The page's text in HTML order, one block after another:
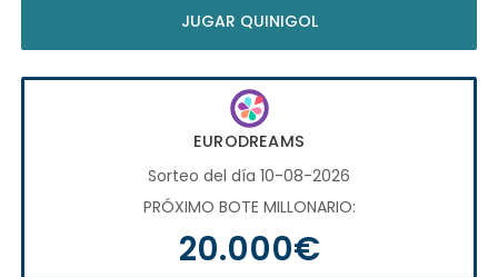
JUGAR QUINIGOL
EURODREAMS
Sorteo del día 10-08-2026
PRÓXIMO BOTE MILLONARIO:
20.000€